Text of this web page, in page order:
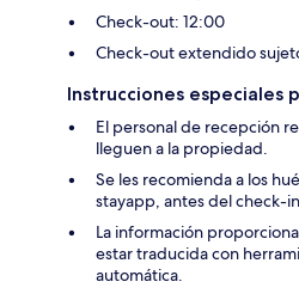
Check-out: 12:00
Check-out extendido
Instrucciones especiales
El personal de recepción
lleguen a la propiedad.
Se les recomienda a los
stayapp, antes del check-in
La información
estar traducida con
automática.